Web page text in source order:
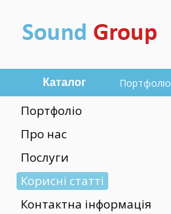
Каталог Портфоліо
Портфоліо
Про нас
Послуги
Корисні статті
Контактна інформація